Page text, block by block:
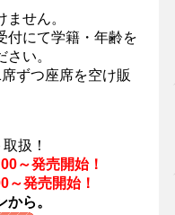
せん。
付にて学籍・年齢を
い。
ずつ座席を空け販
扱！
～発売開始！
～発売開始！
ら。